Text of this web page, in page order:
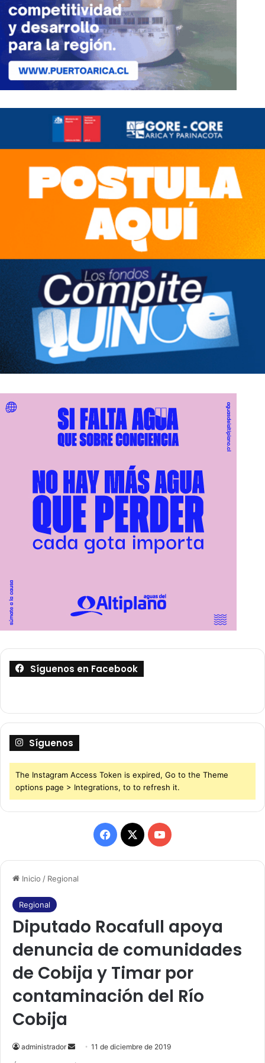
Inicio / Regional
Regional
Diputado Rocafull apoya
denuncia de comunidades
de Cobija y Timar por
contaminación del Río
Cobija
administrador
e
11 de diciembre de 2019
Síguenos en Facebook
Síguenos
The Instagram Access Token is expired, Go to the Theme
options page > Integrations, to to refresh it.
F
a
b
o
o
k
X
Y
o
u
b
e